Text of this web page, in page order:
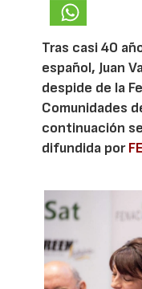
Tras casi 40
español, Juan
despide de la
Comunidades
continuación
difundida por